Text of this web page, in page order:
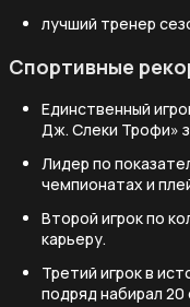
лучший тренер
Спортивные
Единственный
Дж. Слеки Трофи»
Лидер по
чемпионатах и
Второй игрок по
карьеру.
Третий игрок в
подряд набирал